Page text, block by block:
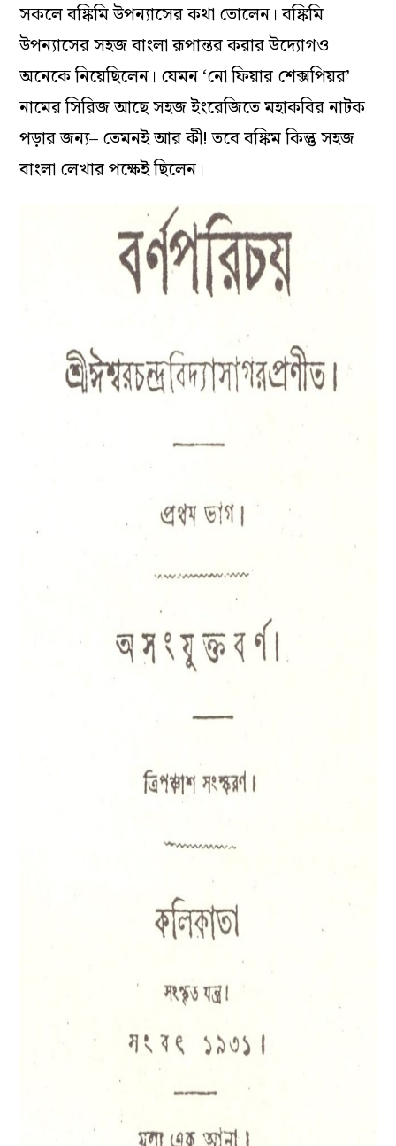
সকলে বঙ্কিমি উপন্যাসের কথা তোলেন। বঙ্কিমি
উপন্যাসের সহজ বাংলা রূপান্তর করার উদ্যোগও
অনেকে নিয়েছিলেন। যেমন ‘নো ফিয়ার শেক্সপিয়র’
নামের সিরিজ আছে সহজ ইংরেজিতে মহাকবির নাটক
পড়ার জন্য– তেমনই আর কী! তবে বঙ্কিম কিন্তু সহজ
বাংলা লেখার পক্ষেই ছিলেন।